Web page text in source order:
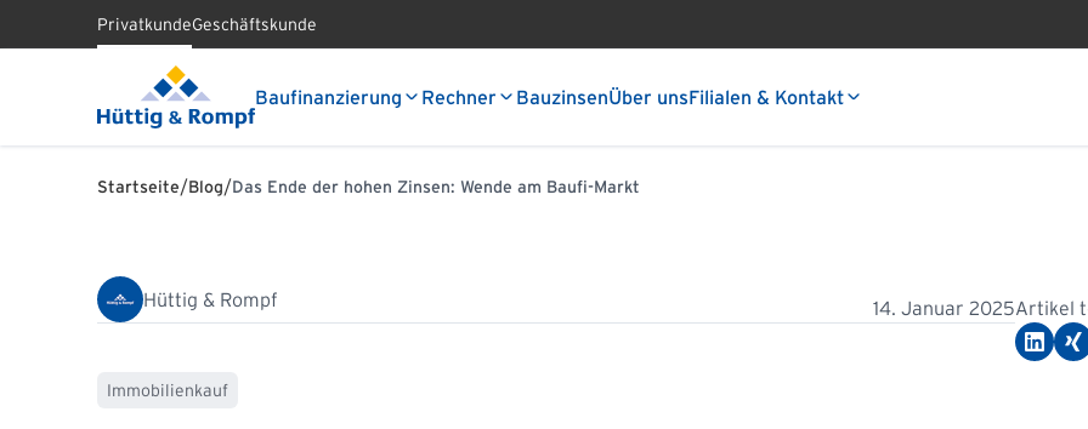
PrivatkundeGeschäftskunde
Baufinanzierung Rechner BauzinsenÜber unsFilialen & Kontakt
Startseite/Blog/Das Ende der hohen Zinsen: Wende am Baufi-Markt
Hüttig & Rompf 14. Januar 2025
Immobilienkauf
Artikel